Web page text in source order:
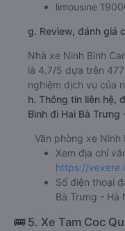
limousine
g. Review, đánh giá
Nhà xe Ninh Bình
là 4.7/5 dựa trên
nghiệm dịch vụ của
h. Thông tin liên hệ,
Bình đi Hai Bà Trưng
Văn phòng xe Ninh
Xem địa chỉ
https://
Số điện thoại
Bà Trưng - Hà
🚌 5. Xe Tam Coc